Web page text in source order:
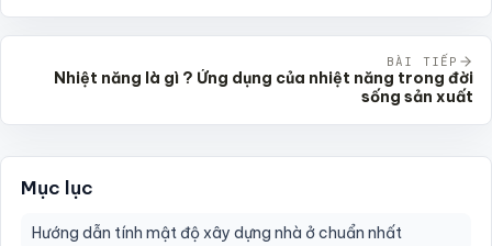
BÀI TIẾP
Nhiệt năng là gì ? Ứng dụng của nhiệt năng trong đời
sống sản xuất
Mục lục
Hướng dẫn tính mật độ xây dựng nhà ở chuẩn nhất